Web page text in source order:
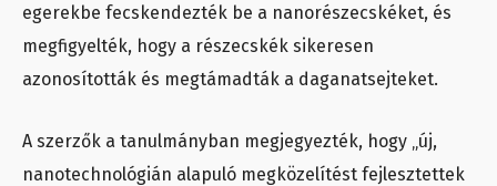
egerekbe fecskendezték be a nanorészecskéket, és
megfigyelték, hogy a részecskék sikeresen
azonosították és megtámadták a daganatsejteket.
A szerzők a tanulmányban megjegyezték, hogy „új,
nanotechnológián alapuló megközelítést fejlesztettek